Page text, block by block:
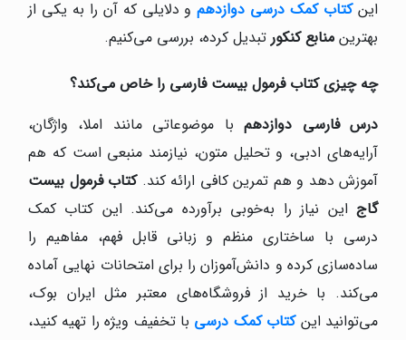
اینکتاب کمک درسی دوازدهمو دلایلی که آن را به یکی از
بهترین منابع کنکور تبدیل کرده، بررسی می‌کنیم.
چه چیزی کتاب فرمول بیست فارسی را خاص می‌کند؟
درس فارسی دوازدهمبا موضوعاتی مانند املا، واژگان،
آرایه‌های ادبی، و تحلیل متون، نیازمند منبعی است که هم
آموزش دهد و هم تمرین کافی ارائه کند. کتاب فرمول بیست
گاج این نیاز را به‌خوبی برآورده می‌کند. این کتاب کمک
درسی با ساختاری منظم و زبانی قابل فهم، مفاهیم را
ساده‌سازی کرده و دانش‌آموزان را برای امتحانات نهایی آماده
می‌کند. با خرید از فروشگاه‌های معتبر مثل ایران بوک،
می‌توانید این کتاب کمک درسی با تخفیف ویژه را تهیه کنید،